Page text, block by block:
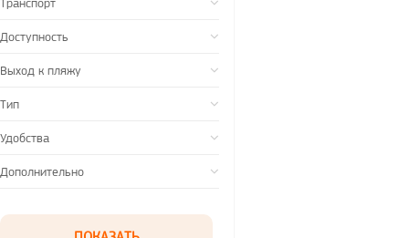
Доступность
Выход к пляжу
Тип
Удобства
Дополнительно